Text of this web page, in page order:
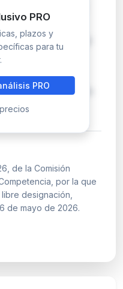
de mayo de 2026
a
Energía, con nivel
de
A0700 en
se ampara en
PRO
plazos y
para tu
PRO
de la Comisión
por la que
designación,
de mayo de 2026.